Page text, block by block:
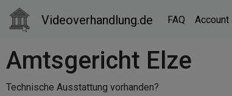
Videoverhandlung.de FAQ Account
Amtsgericht Elze
Technische Ausstattung vorhanden?